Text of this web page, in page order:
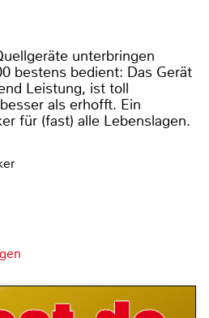
unterbringen
bestens bedient: Das Gerät
Leistung, ist toll
als erhofft. Ein
für (fast) alle Lebenslagen.